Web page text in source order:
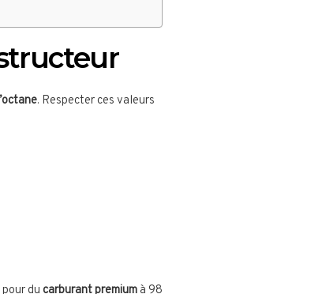
. Respecter ces valeurs
du carburant premium à 98